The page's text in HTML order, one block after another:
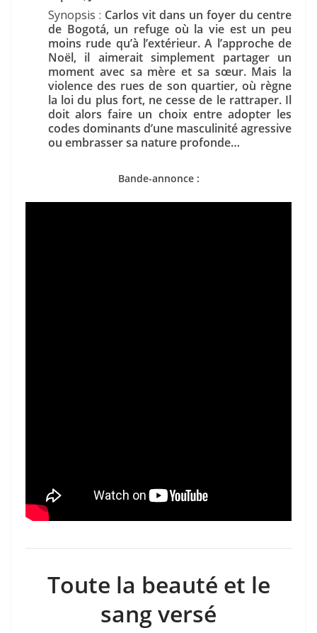
Synopsis : Carlos vit dans un foyer du centre
de Bogotá, un refuge où la vie est un peu
moins rude qu’à l’extérieur. A l’approche de
Noël, il aimerait simplement partager un
moment avec sa mère et sa sœur. Mais la
violence des rues de son quartier, où règne
la loi du plus fort, ne cesse de le rattraper. Il
doit alors faire un choix entre adopter les
codes dominants d’une masculinité agressive
ou embrasser sa nature profonde…
Bande-annonce :
Toute la beauté et le
sang versé